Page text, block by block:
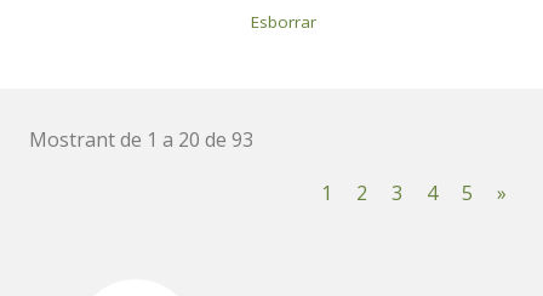
Esborrar
Mostrant de 1 a 20 de 93
1
2 3 4 5 »